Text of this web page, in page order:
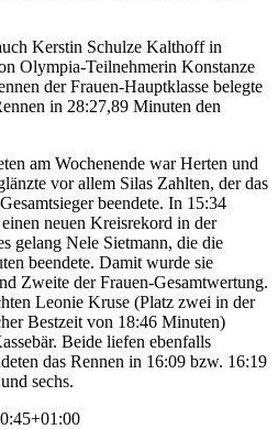
Kerstin Schulze Kalthoff in
Olympia-Teilnehmerin Konstanze
der Frauen-Hauptklasse belegte
in 28:27,89 Minuten den
am Wochenende war Herten und
vor allem Silas Zahlten, der das
beendete. In 15:34
neuen Kreisrekord in der
gelang Nele Sietmann, die die
beendete. Damit wurde sie
Zweite der Frauen-Gesamtwertung.
Leonie Kruse (Platz zwei in der
Bestzeit von 18:46 Minuten)
Beide liefen ebenfalls
das Rennen in 16:09 bzw. 16:19
sechs.